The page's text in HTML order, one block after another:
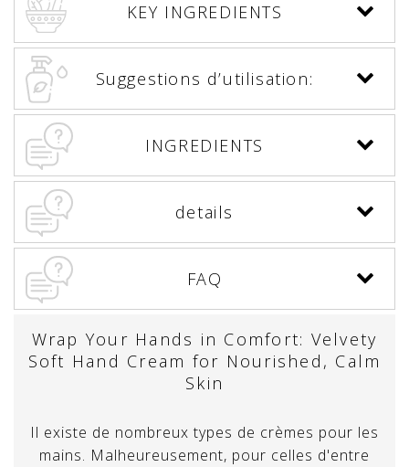
KEY INGREDIENTS
Suggestions d’utilisation:
INGREDIENTS
details
FAQ
Wrap Your Hands in Comfort: Velvety
Soft Hand Cream for Nourished, Calm
Skin
Il existe de nombreux types de crèmes pour les
mains. Malheureusement, pour celles d'entre